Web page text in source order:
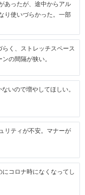
あったが、途中からアル
り使いづらかった。一部
く、ストレッチスペース
の間隔が狭い。
いので増やしてほしい。
リティが不安。マナーが
コロナ時になくなってし